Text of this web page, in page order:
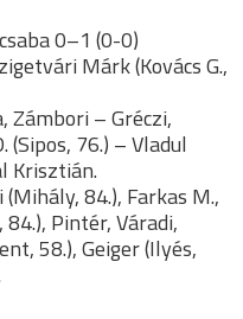
0–1 (0-0)
Márk (Kovács G.,
Zámbori – Gréczi,
(Sipos, 76.) – Vladul
Krisztián.
84.), Farkas M.,
Pintér, Váradi,
58.), Geiger (Ilyés,